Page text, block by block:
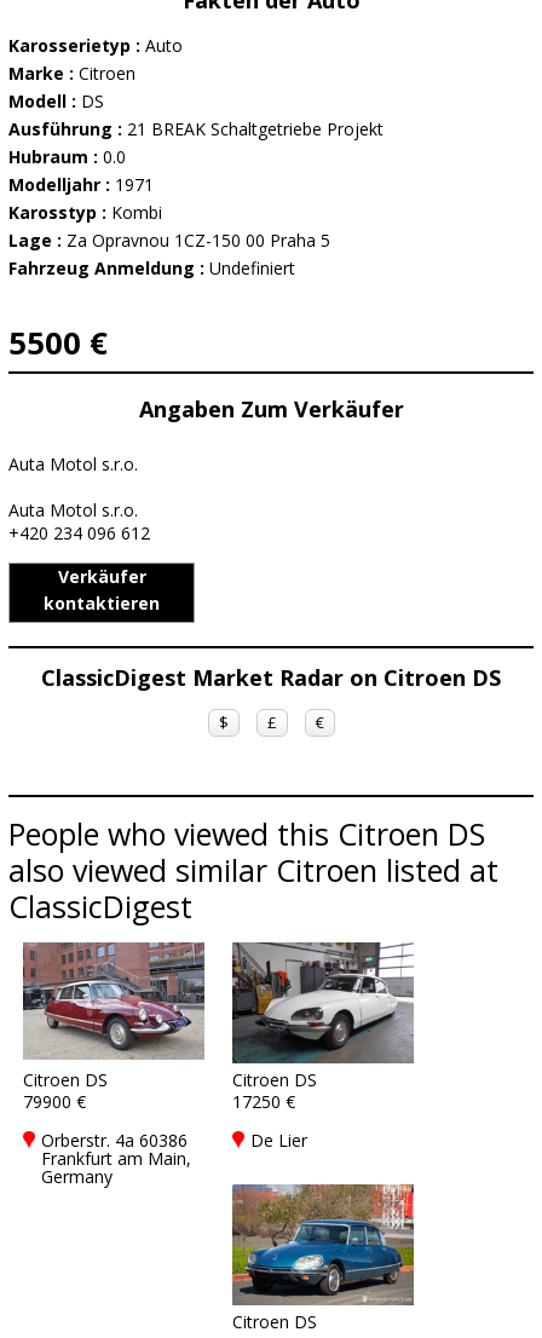
Karosserietyp : Auto
Marke : Citroen
Modell : DS
Ausführung : 21 BREAK Schaltgetriebe Projekt
Hubraum : 0.0
Modelljahr : 1971
Karosstyp : Kombi
Lage : Za Opravnou 1CZ-150 00 Praha 5
Fahrzeug Anmeldung : Undefiniert
5500 €
Angaben Zum Verkäufer
Auta Motol s.r.o.
Auta Motol s.r.o.
+420 234 096 612
Verkäufer
kontaktieren
ClassicDigest Market Radar on Citroen DS
$ £ €
People who viewed this Citroen DS
also viewed similar Citroen listed at
ClassicDigest
Citroen DS
79900 €
Orberstr. 4a 60386
Frankfurt am Main,
Germany
Citroen DS
17250 €
De Lier
Citroen DS